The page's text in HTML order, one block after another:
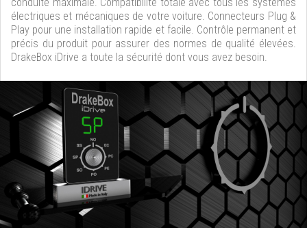
électriques et mécaniques de votre voiture. Connecteurs Plug &
Play pour une installation rapide et facile. Contrôle permanent et
précis du produit pour assurer des normes de qualité élevées.
DrakeBox iDrive a toute la sécurité dont vous avez besoin.